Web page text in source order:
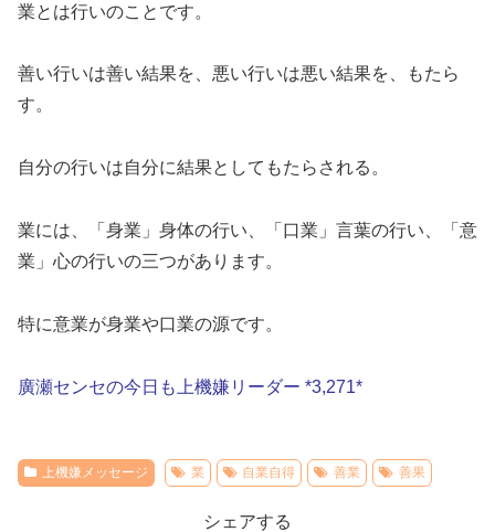
業とは行いのことです。
善い行いは善い結果を、悪い行いは悪い結果を、もたら
す。
自分の行いは自分に結果としてもたらされる。
業には、「身業」身体の行い、「口業」言葉の行い、「意
業」心の行いの三つがあります。
特に意業が身業や口業の源です。
廣瀬センセの今日も上機嫌リーダー *3,271*
上機嫌メッセージ 業 自業自得 善業 善果
シェアする